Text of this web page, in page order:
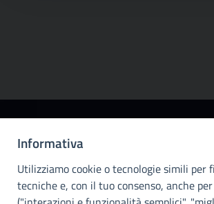
metropolitana di
Palermo
Info e contatti
Informativa
Utilizziamo cookie o tecnologie simili per
tecniche e, con il tuo consenso, anche